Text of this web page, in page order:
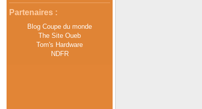
Partenaires :
Blog Coupe du monde
The Site Oueb
Tom's Hardware
NDFR